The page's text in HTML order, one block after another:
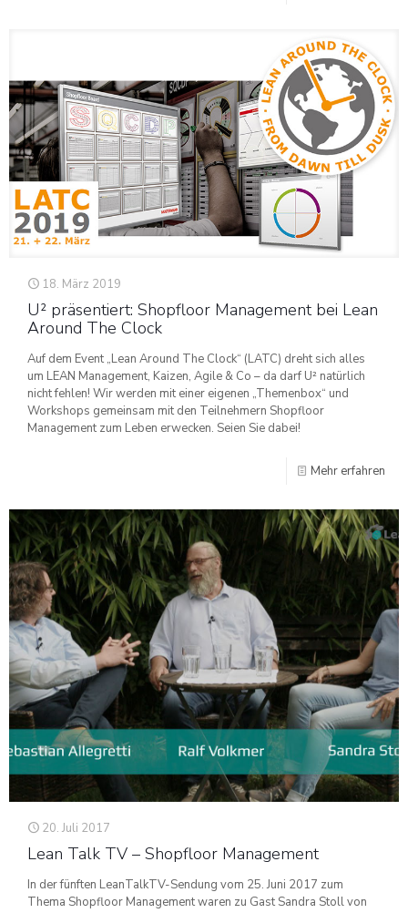
18. März 2019
U² präsentiert: Shopfloor Management bei Lean
Around The Clock
Auf dem Event „Lean Around The Clock“ (LATC) dreht sich alles
um LEAN Management, Kaizen, Agile & Co – da darf U² natürlich
nicht fehlen! Wir werden mit einer eigenen „Themenbox“ und
Workshops gemeinsam mit den Teilnehmern Shopfloor
Management zum Leben erwecken. Seien Sie dabei!
Mehr erfahren
20. Juli 2017
Lean Talk TV – Shopfloor Management
In der fünften LeanTalkTV-Sendung vom 25. Juni 2017 zum
Thema Shopfloor Management waren zu Gast Sandra Stoll von